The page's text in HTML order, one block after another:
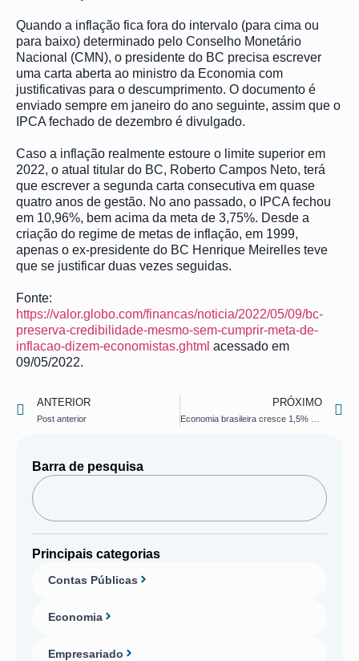
Quando a inflação fica fora do intervalo (para cima ou
para baixo) determinado pelo Conselho Monetário
Nacional (CMN), o presidente do BC precisa escrever
uma carta aberta ao ministro da Economia com
justificativas para o descumprimento. O documento é
enviado sempre em janeiro do ano seguinte, assim que o
IPCA fechado de dezembro é divulgado.
Caso a inflação realmente estoure o limite superior em
2022, o atual titular do BC, Roberto Campos Neto, terá
que escrever a segunda carta consecutiva em quase
quatro anos de gestão. No ano passado, o IPCA fechou
em 10,96%, bem acima da meta de 3,75%. Desde a
criação do regime de metas de inflação, em 1999,
apenas o ex-presidente do BC Henrique Meirelles teve
que se justificar duas vezes seguidas.
Fonte:
https://valor.globo.com/financas/noticia/2022/05/09/bc-
preserva-credibilidade-mesmo-sem-cumprir-meta-de-
inflacao-dizem-economistas.ghtml acessado em
09/05/2022.
ANTERIOR
Post anterior
PRÓXIMO
Barra de pesquisa
Principais categorias
Contas Públicas
Economia
Empresariado